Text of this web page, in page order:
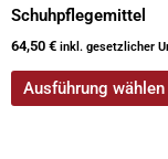
Schuhpflegemittel
64,50 € inkl. gesetzlicher
Ausführung wählen